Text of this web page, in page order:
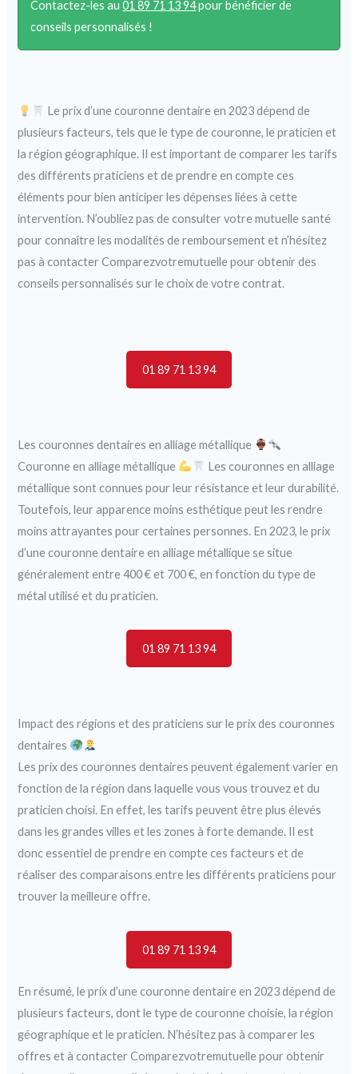
Contactez-les au01 89 71 13 94pour bénéficier de
conseils personnalisés !
Le prix d’une couronne dentaire en 2023 dépend de
plusieurs facteurs, tels que le type de couronne, le praticien et
la région géographique. Il est important de comparer les tarifs
des différents praticiens et de prendre en compte ces
éléments pour bien anticiper les dépenses liées à cette
intervention. N’oubliez pas de consulter votre mutuelle santé
pour connaître les modalités de remboursement et n’hésitez
pas à contacter Comparezvotremutuelle pour obtenir des
conseils personnalisés sur le choix de votre contrat.
01 89 71 13 94
Les couronnes dentaires en alliage métallique
Couronne en alliage métallique
Les couronnes en alliage
métallique sont connues pour leur résistance et leur durabilité.
Toutefois, leur apparence moins esthétique peut les rendre
moins attrayantes pour certaines personnes. En 2023, le prix
d’une couronne dentaire en alliage métallique se situe
généralement entre 400 € et 700 €, en fonction du type de
métal utilisé et du praticien.
01 89 71 13 94
Impact des régions et des praticiens sur le prix des couronnes
dentaires
Les prix des couronnes dentaires peuvent également varier en
fonction de la région dans laquelle vous vous trouvez et du
praticien choisi. En effet, les tarifs peuvent être plus élevés
dans les grandes villes et les zones à forte demande. Il est
donc essentiel de prendre en compte ces facteurs et de
réaliser des comparaisons entre les différents praticiens pour
trouver la meilleure offre.
01 89 71 13 94
En résumé, le prix d’une couronne dentaire en 2023 dépend de
plusieurs facteurs, dont le type de couronne choisie, la région
géographique et le praticien. N’hésitez pas à comparer les
offres et à contacter Comparezvotremutuelle pour obtenir